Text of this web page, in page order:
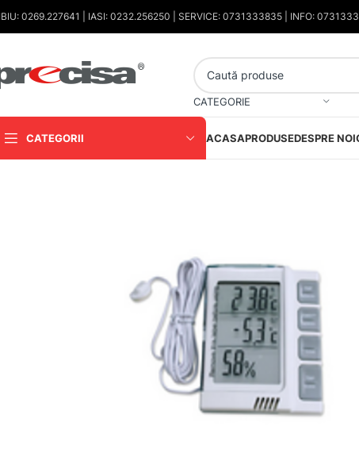
0269.227641 | IASI: 0232.256250 | SERVICE: 0731333835 | INFO:
CATEGORIE
CATEGORII ACASAPRODUSEDESPRE NOI